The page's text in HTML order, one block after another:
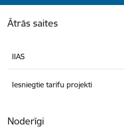
Ātrās saites
IIAS
Iesniegtie tarifu projekti
Noderīgi